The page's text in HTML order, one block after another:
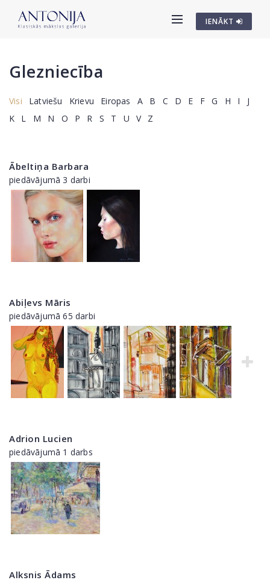
IENĀKT
Glezniecība
Visi Latviešu Krievu Eiropas A B C D E F G H I
J
K
L M N O P R S T U V Z
Ābeltiņa Barbara
piedāvājumā 3 darbi
Abiļevs Māris
piedāvājumā 65 darbi
Adrion Lucien
piedāvājumā 1 darbs
Alksnis Ādams